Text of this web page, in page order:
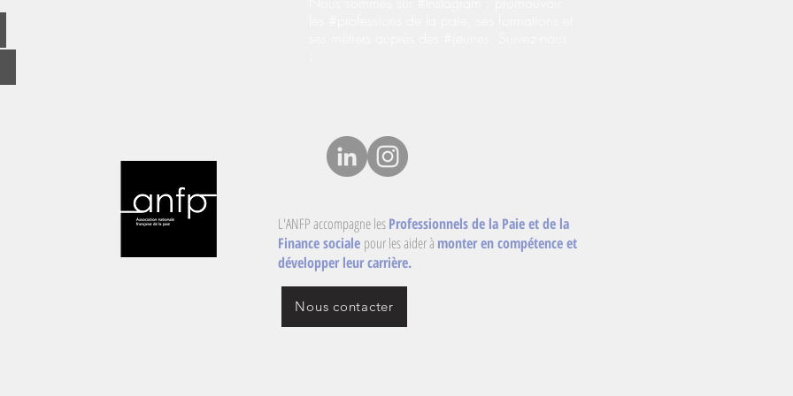
L'ANFP accompagne lesProfessionnels de la Paie et de la
Finance sociale pour les aider à monter en compétence et
développer leur carrière.
Nous contacter